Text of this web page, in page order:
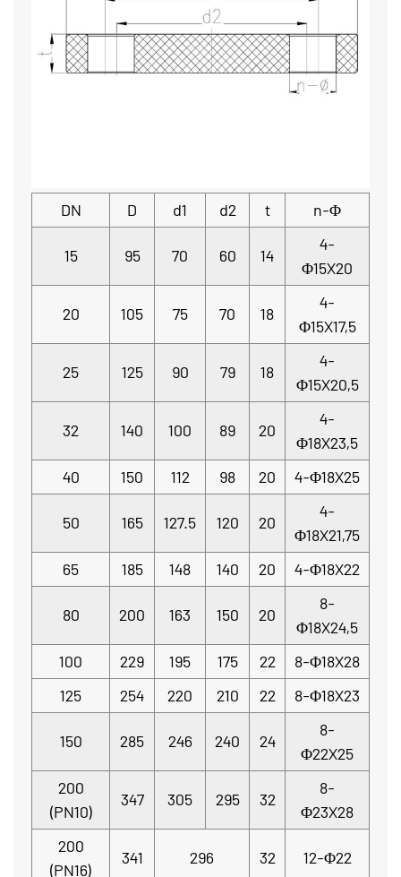
DN D d1 d2 t n-Φ
15 95 70 60 14
4-
Φ15X20
20 105 75 70 18
4-
Φ15X17,5
25 125 90 79 18
4-
Φ15X20,5
32 140 100 89 20
4-
Φ18X23,5
40
150 112 98 20 4-Φ18X25
50 165 127.5 120 20
4-
Φ18X21,75
65
185 148 140 20 4-Φ18X22
80 200 163 150 20
8-
Φ18X24,5
100
229 195 175 22
8-Φ18X28
125
254 220 210 22 8-Φ18X23
150 285 246 240 24
8-
Φ22X25
200
(PN10)
347 305 295 32
8-
Φ23X28
200
(PN16)
341 296 32 12-Φ22